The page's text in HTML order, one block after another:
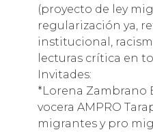
(proyecto de ley
regularización ya,
institucional,
lecturas crítica en
Invitades:
*Lorena Zambrano
vocera AMPRO
migrantes y pro